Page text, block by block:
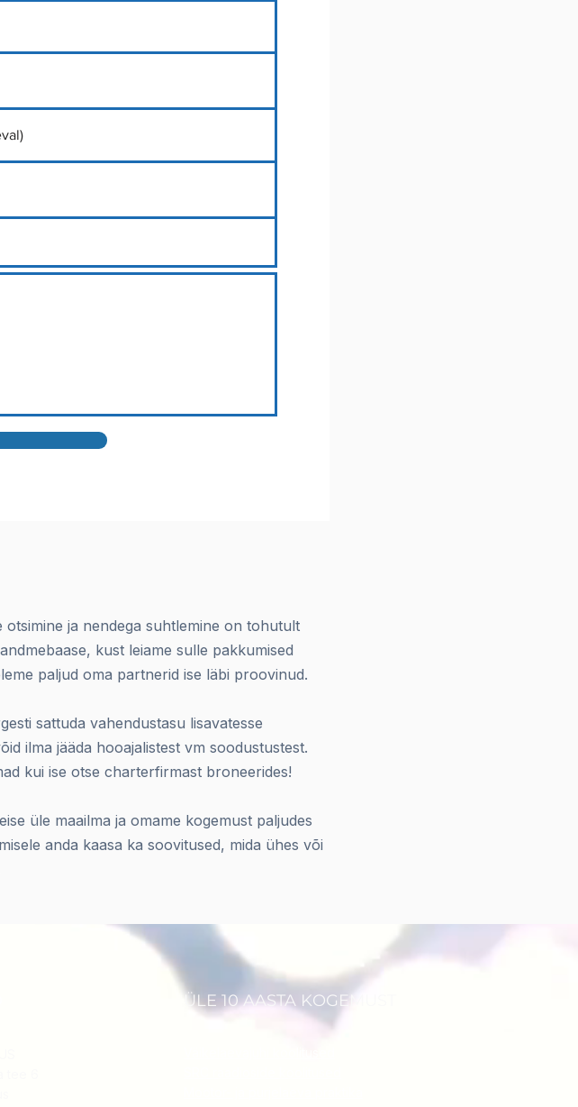
ja nendega suhtlemine on tohutult
kust leiame sulle pakkumised
paljud oma partnerid ise läbi proovinud.
sattuda vahendustasu lisavatesse
ilma jääda hooajalistest vm soodustustest.
kui ise otse charterfirmast broneerides!
üle maailma ja omame kogemust paljudes
anda kaasa ka soovitused, mida ühes või
ÜLE 10 AASTA KOGEMUST